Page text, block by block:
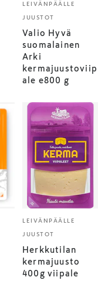
LEIVÄNPÄÄLLE
JUUSTOT
Valio Hyvä
suomalainen
Arki
kermajuustoviip
ale e800 g
LEIVÄNPÄÄLLE
JUUSTOT
Herkkutilan
kermajuusto
400g viipale